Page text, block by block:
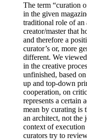
The term “curation
in the given
traditional role of an
creator/master that
and therefore a
curator’s or, more
different. We
in the creative
unfinished, based on
up and top-down
cooperation, on
represents a certain
mean by curating is
an architect, not the
context of
curators try to